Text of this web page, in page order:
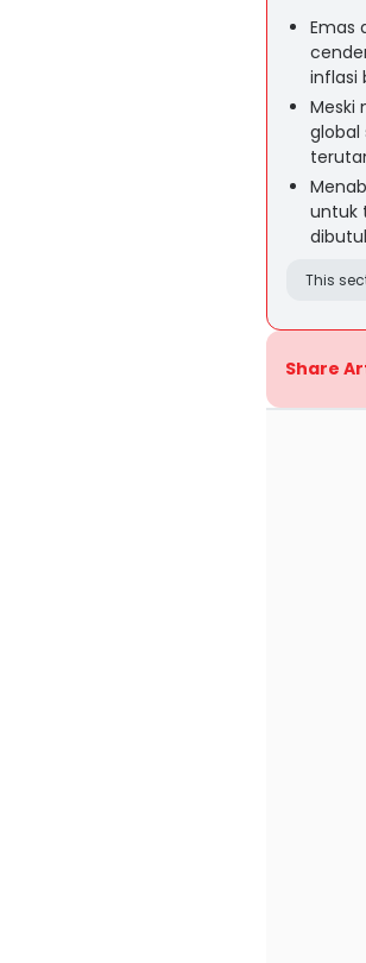
Emas
inflasi
Meski
global
untuk
This
Share